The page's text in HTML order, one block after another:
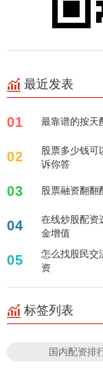
最近发表
01 最靠谱的按天
02
股票多少钱可
诉你答
03 股票融资翻翻
04
在线炒股配资
金增值
05
怎么找股民交
资
标签列表
国内配资排